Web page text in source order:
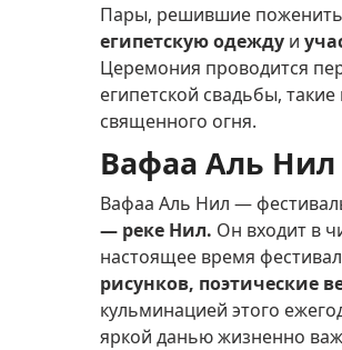
Пары, решившие
египетскую одежду и
Церемония проводится
египетской свадьбы,
священного огня.
Вафаа Аль
Вафаа Аль Нил —
— реке Нил. Он входит в
настоящее время
рисунков, поэтические
кульминацией этого
яркой данью жизненно